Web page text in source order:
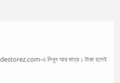
এ লিখুন আর মাত্র ১ টাকা হলেই